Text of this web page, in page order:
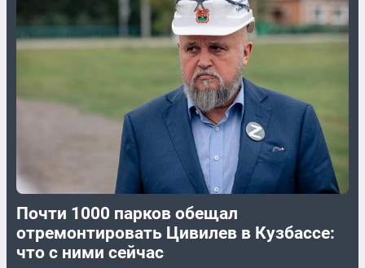
Почти 1000 парков обещал
отремонтировать Цивилев в Кузбассе:
что с ними сейчас